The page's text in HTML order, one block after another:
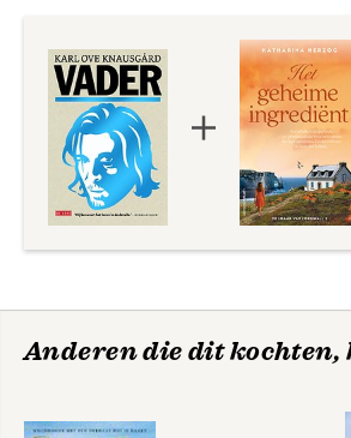
Buiten de wereld
Anderen die dit kochten,